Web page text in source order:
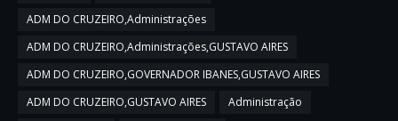
ADM DO CRUZEIRO,Administrações
ADM DO CRUZEIRO,Administrações,GUSTAVO AIRES
ADM DO CRUZEIRO,GOVERNADOR IBANES,GUSTAVO AIRES
ADM DO CRUZEIRO,GUSTAVO AIRES
Administração